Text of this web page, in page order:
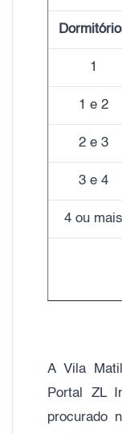
1
1 e 2
2 e 3
3 e 4
4 ou mais
A Vila
Portal ZL
procurado